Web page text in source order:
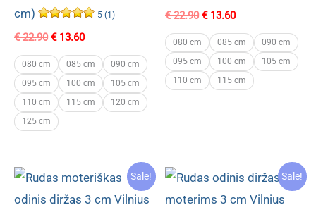
cm)
5 (1)
€22.90 Original
was:
€ 22.90.
€13.60Current
is:
€ 13.60.
080 cm 085 cm
090 cm
095 cm
100 cm
105 cm
110 cm
115 cm
120 cm
125 cm
€22.90 Original
was:
€ 22.90.
€13.60Current
is:
€ 13.60.
080 cm 085 cm
090 cm
095 cm
100 cm
105 cm
110 cm
115 cm
Sale! Sale!